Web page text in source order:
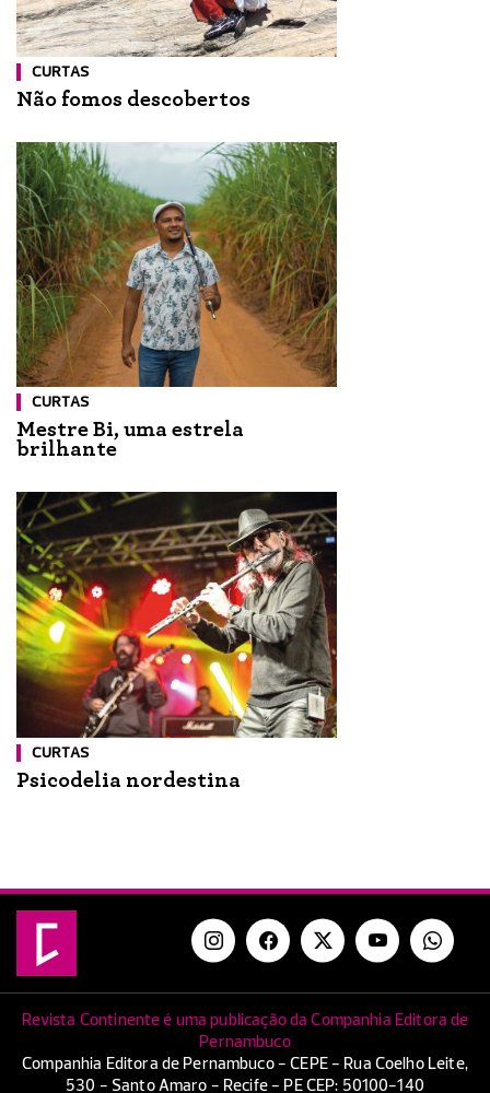
CURTAS
Não fomos descobertos
CURTAS
Mestre Bi, uma estrela
brilhante
CURTAS
Psicodelia nordestina
Revista Continente é uma publicação da Companhia Editora de
Pernambuco
Companhia Editora de Pernambuco - CEPE - Rua Coelho Leite,
530 - Santo Amaro - Recife - PE CEP: 50100-140